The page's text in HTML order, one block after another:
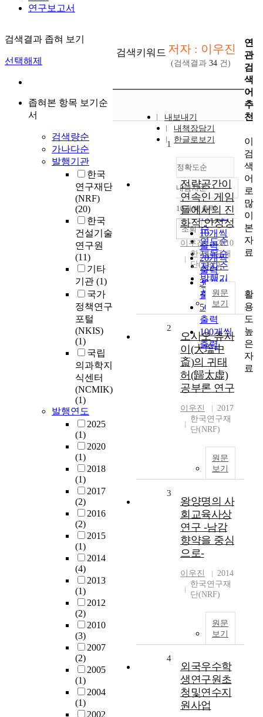
연구보고서
검색결과 좁혀 보기
선택해제
좁혀본 항목 보기순
서
검색량순
가나다순
발행기관
한국
연구재단
(NRF)
(20)
한국
건설기술
연구원
(11)
기타
기관 (1)
국가
정책연구
포털
(NKIS)
(1)
국립
의과학지
식센터
(NCMIK)
(1)
발행연도
2025
(1)
2020
(1)
2018
(1)
2017
(2)
2016
(2)
2015
(1)
2014
(4)
2013
(1)
2012
(2)
2010
(3)
2007
(2)
2005
(1)
2004
(1)
2002
검색키워드 저자 : 이우진
(검색결과 34 건)
내보내기
내책장담기
한글로보기
정확도순
정확도
순
인기도
순
연도순
제목순
저자순
발행기
관순
내림차순
내림차순
10개씩 출력
10개씩
출력
20개씩
출력
30개씩
출력
50개씩
출력
100개씩
출력
조회
1
전략공간이
연속인 게임
들에서의 진
화적 안정성
이우진
2010
한국연구재
단(NRF)
원문
보기
2
오시오 츄사
이(大塩中
斎)의 귀태
허(歸太虚)
공부론 연구
이우진
2017
한국연구재
단(NRF)
원문
보기
3
왕양명의 사
회교육사상
연구 -남감
향약을 중심
으로-
이우진
2014
한국연구재
단(NRF)
원문
보기
4
외국우수학
생연구원초
청및연수지
원사업
연
관
검
색
어
추
천
이
검
색
어
로
많
이
본
자
료
활
용
도
높
은
자
료